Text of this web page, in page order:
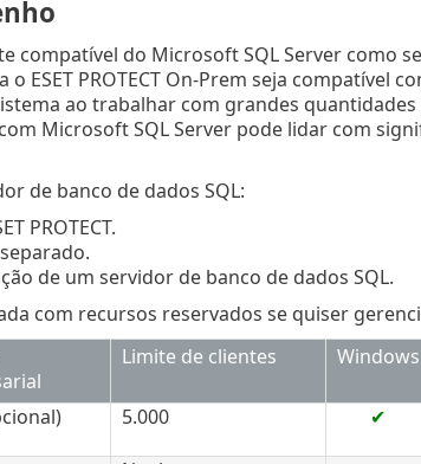
compatível do Microsoft SQL Server como
ESET PROTECT On-Prem seja compatível
ao trabalhar com grandes
Microsoft SQL Server pode lidar com
de banco de dados SQL:
PROTECT.
de um servidor de banco de dados SQL.
com recursos reservados se quiser
Limite de clientes Windows
5.000 ✔